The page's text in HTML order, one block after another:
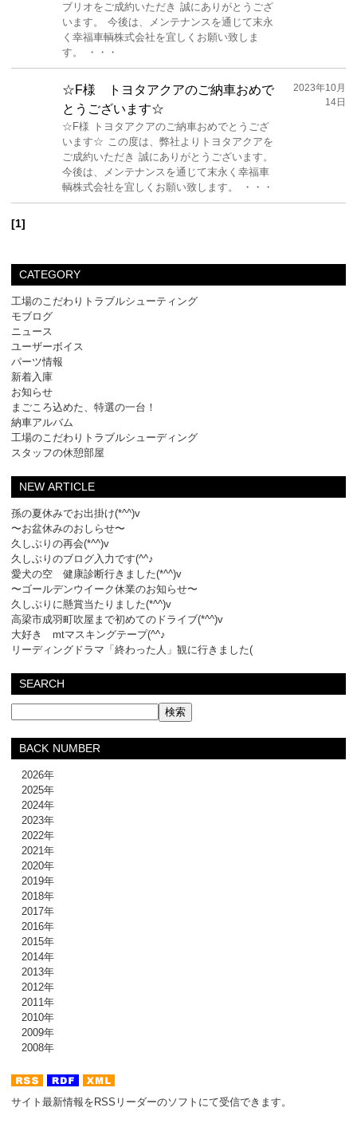
ブリオをご成約いただき 誠にありがとうござ
います。 今後は、メンテナンスを通じて末永
く幸福車輌株式会社を宜しくお願い致しま
す。 ・・・
☆F様 トヨタアクアのご納車おめで
とうございます☆
☆F様 トヨタアクアのご納車おめでとうござ
います☆ この度は、弊社よりトヨタアクアを
ご成約いただき 誠にありがとうございます。
今後は、メンテナンスを通じて末永く幸福車
輌株式会社を宜しくお願い致します。 ・・・
2023年10月
14日
[1]
CATEGORY
工場のこだわりトラブルシューティング
モブログ
ニュース
ユーザーボイス
パーツ情報
新着入庫
お知らせ
まごころ込めた、特選の一台！
納車アルバム
工場のこだわりトラブルシューディング
スタッフの休憩部屋
NEW ARTICLE
孫の夏休みでお出掛け(*^^)v
〜お盆休みのおしらせ〜
久しぶりの再会(*^^)v
久しぶりのブログ入力です(^^♪
愛犬の空 健康診断行きました(*^^)v
〜ゴールデンウイーク休業のお知らせ〜
久しぶりに懸賞当たりました(*^^)v
高梁市成羽町吹屋まで初めてのドライブ(*^^)v
大好き mtマスキングテープ(^^♪
リーディングドラマ「終わった人」観に行きました(
SEARCH
BACK NUMBER
2026年
2025年
2024年
2023年
2022年
2021年
2020年
2019年
2018年
2017年
2016年
2015年
2014年
2013年
2012年
2011年
2010年
2009年
2008年
サイト最新情報をRSSリーダーのソフトにて受信できます。